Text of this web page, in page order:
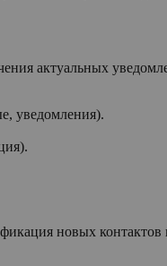
актуальных
уведомления).
новых